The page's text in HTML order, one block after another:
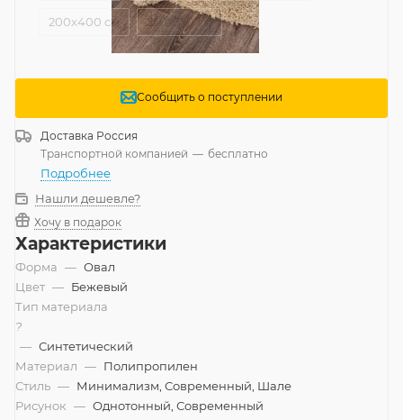
200x400 см 250x350 см
Сообщить о поступлении
Доставка Россия
Транспортной компанией — бесплатно
Подробнее
Нашли дешевле?
Хочу в подарок
Характеристики
Форма — Овал
Цвет — Бежевый
Тип материала
?
— Синтетический
Материал — Полипропилен
Стиль — Минимализм, Современный, Шале
Рисунок — Однотонный, Современный